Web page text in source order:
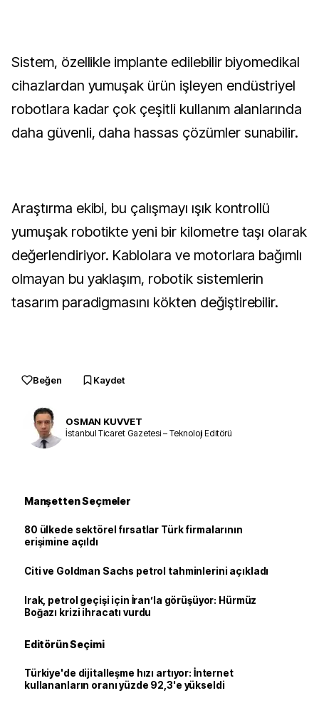
Sistem, özellikle implante edilebilir biyomedikal
cihazlardan yumuşak ürün işleyen endüstriyel
robotlara kadar çok çeşitli kullanım alanlarında
daha güvenli, daha hassas çözümler sunabilir.
Araştırma ekibi, bu çalışmayı ışık kontrollü
yumuşak robotikte yeni bir kilometre taşı olarak
değerlendiriyor. Kablolara ve motorlara bağımlı
olmayan bu yaklaşım, robotik sistemlerin
tasarım paradigmasını kökten değiştirebilir.
Beğen Kaydet
OSMAN KUVVET
İstanbul Ticaret Gazetesi – Teknoloji Editörü
Manşetten Seçmeler
80 ülkede sektörel fırsatlar Türk firmalarının
erişimine açıldı
Citi ve Goldman Sachs petrol tahminlerini açıkladı
Irak, petrol geçişi için İran’la görüşüyor: Hürmüz
Boğazı krizi ihracatı vurdu
Editörün Seçimi
Türkiye'de dijitalleşme hızı artıyor: İnternet
kullananların oranı yüzde 92,3'e yükseldi